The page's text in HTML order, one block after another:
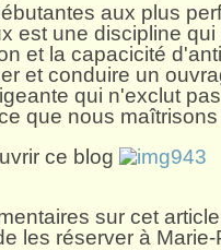
aux plus
est une discipline
et la capacicité
et conduire un
qui n'exclut
que nous
ce blog
sur cet
les réserver à Marie-